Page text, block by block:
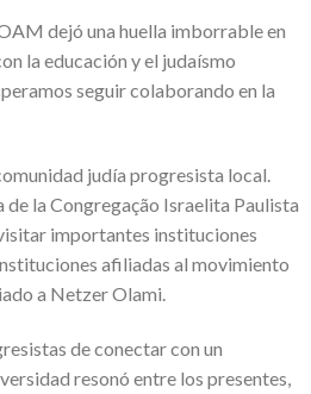
dejó una huella imborrable en
la educación y el judaísmo
seguir colaborando en la
judía progresista local.
de la Congregação Israelita Paulista
importantes instituciones
afiliadas al movimiento
a Netzer Olami.
de conectar con un
resonó entre los presentes,